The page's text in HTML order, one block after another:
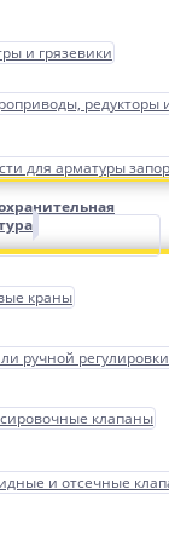
и грязевики
редукторы
для арматуры
краны
ручной
клапаны
и отсечные